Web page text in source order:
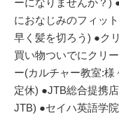
ーになりませんか？)
におなじみのフィッ
早く髪を切ろう) ●ク
買い物ついでにクリ
ー(カルチャー教室:
定休) ●JTB総合提携
JTB) ●セイハ英語学